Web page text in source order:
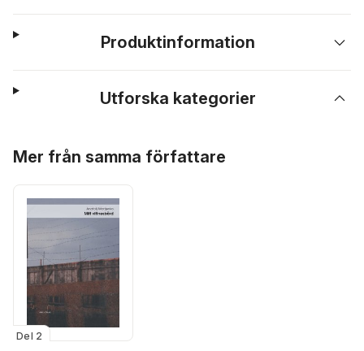
Produktinformation
Utforska kategorier
Mer från samma författare
Del 2